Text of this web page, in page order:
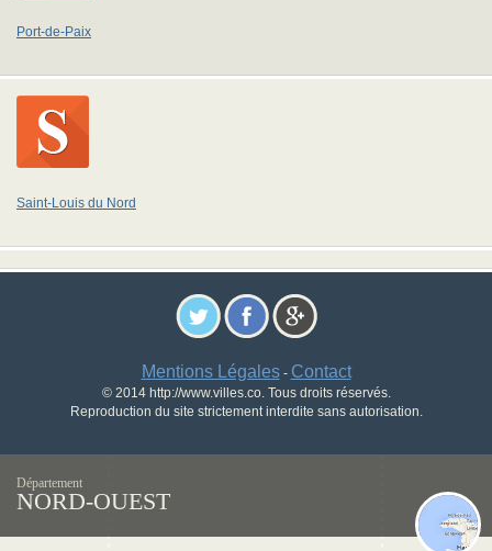
Port-de-Paix
Saint-Louis du Nord
Mentions Légales- Contact
© 2014 http://www.villes.co. Tous droits réservés.
Reproduction du site strictement interdite sans autorisation.
Département
NORD-OUEST